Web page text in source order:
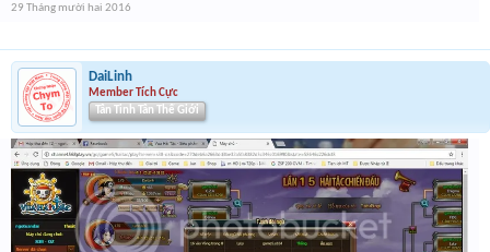
29 Tháng mười hai 2016
DaiLinh
Member Tích Cực
Tân Tinh Tân Thế Giới